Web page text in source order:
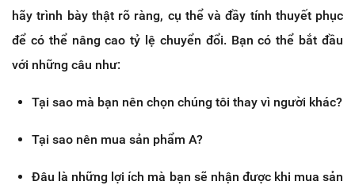
hãy trình bày thật rõ ràng, cụ thể và đầy tính thuyết phục
để có thể nâng cao tỷ lệ chuyển đổi. Bạn có thể bắt đầu
với những câu như:
Tại sao mà bạn nên chọn chúng tôi thay vì người khác?
Tại sao nên mua sản phẩm A?
Đâu là những lợi ích mà bạn sẽ nhận được khi mua sản